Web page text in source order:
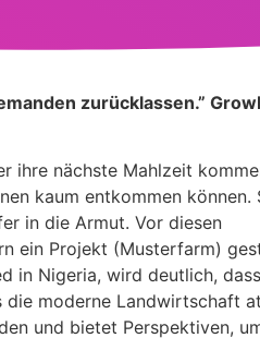
zurücklassen.”
ihre nächste Mahlzeit
kaum entkommen können.
in die Armut. Vor diesen
ein Projekt (Musterfarm)
in Nigeria, wird deutlich,
die moderne Landwirtschaft
und bietet Perspektiven,